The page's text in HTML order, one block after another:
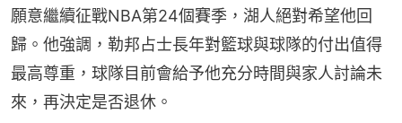
願意繼續征戰NBA第24個賽季，湖人絕對希望他回
歸。他強調，勒邦占士長年對籃球與球隊的付出值得
最高尊重，球隊目前會給予他充分時間與家人討論未
來，再決定是否退休。